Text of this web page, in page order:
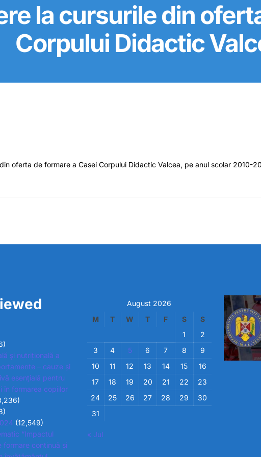
la cursurile din
Corpului Didactic
oferta de formare a Casei Corpului Didactic Valcea, pe anul scolar 2010-
și nutrițională a
– cauze și
esențială pentru
în formarea copiilor
(12,549)
“Impactul
formare continuă și
August 2026
M
T W T F S
S
1
2
3
4 5 6 7 8
9
10
11 12 13 14 15
16
17
18 19 20 21 22
23
24
25 26 27 28 29
30
31
« Jul